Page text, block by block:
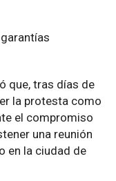
que, tras días de
la protesta como
el compromiso
una reunión
en la ciudad de